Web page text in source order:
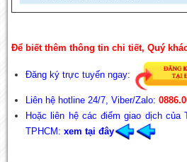
Để biết thêm thông tin chi tiết, Quý
Đăng ký trực tuyến ngay:
Liên hệ hotline 24/7, Viber/Zalo:
Hoặc liên hệ các điểm giao dịch của
TPHCM:xem tại đây